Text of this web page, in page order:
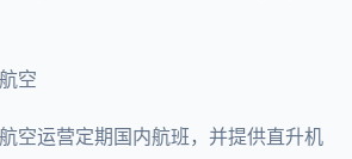
空
空运营定期国内航班，并提供直升机